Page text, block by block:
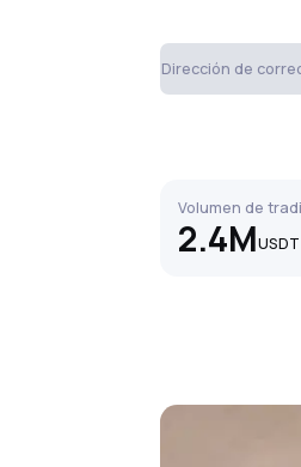
Volumen de
2.4MUSDT